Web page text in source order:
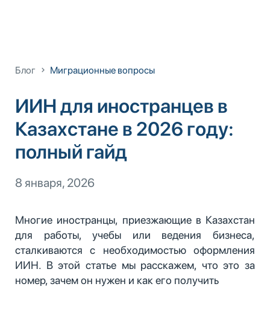
Блог Миграционные вопросы
ИИН для иностранцев в
Казахстане в 2026 году:
полный гайд
8 января, 2026
Многие иностранцы, приезжающие в Казахстан
для работы, учебы или ведения бизнеса,
сталкиваются с необходимостью оформления
ИИН. В этой статье мы расскажем, что это за
номер, зачем он нужен и как его получить